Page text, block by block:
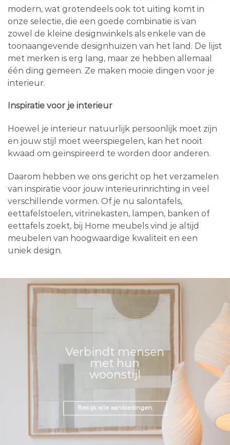
modern, wat grotendeels ook tot uiting komt in
onze selectie, die een goede combinatie is van
zowel de kleine designwinkels als enkele van de
toonaangevende designhuizen van het land. De lijst
met merken is erg lang, maar ze hebben allemaal
één ding gemeen. Ze maken mooie dingen voor je
interieur.
Inspiratie voor je interieur
Hoewel je interieur natuurlijk persoonlijk moet zijn
en jouw stijl moet weerspiegelen, kan het nooit
kwaad om geïnspireerd te worden door anderen.
Daarom hebben we ons gericht op het verzamelen
van inspiratie voor jouw interieurinrichting in veel
verschillende vormen. Of je nu salontafels,
eettafelstoelen, vitrinekasten, lampen, banken of
eettafels zoekt, bij Home meubels vind je altijd
meubelen van hoogwaardige kwaliteit en een
uniek design.
Verbindt mensen
met hun
woonstijl
Bekijk alle aanbiedingen